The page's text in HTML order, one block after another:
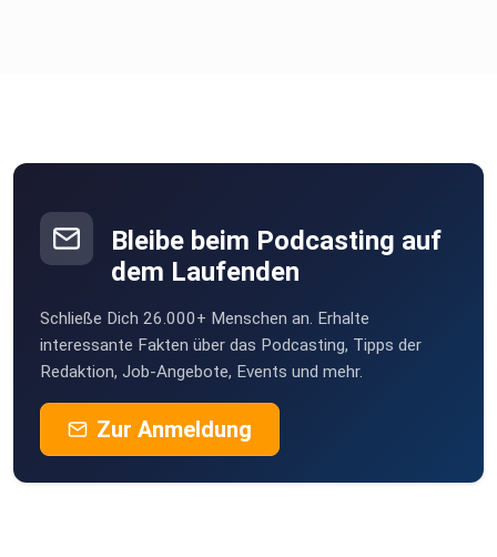
Alle Folgen & Videoclips auf YouTube:
https://youtube.com/@reeltalk-derpodcast
Bleibe beim Podcasting auf
dem Laufenden
Schließe Dich 26.000+ Menschen an. Erhalte
interessante Fakten über das Podcasting, Tipps der
Redaktion, Job-Angebote, Events und mehr.
Zur Anmeldung